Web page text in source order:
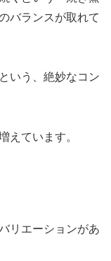
バランスが取れて
いう、絶妙なコン
えています。
リエーションがあ